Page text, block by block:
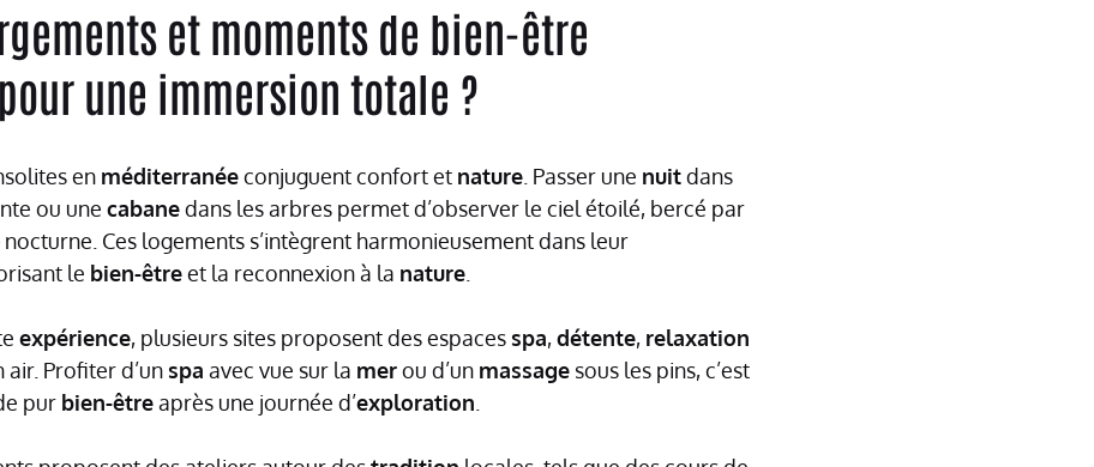
et moments de bien-être
une immersion totale ?
en méditerranéeconjuguent confort et nature . Passer une nuitdans
ou une cabanedans les arbres permet d’observer le ciel étoilé, bercé par
nocturne. Ces logements s’intègrent harmonieusement dans leur
le bien-êtreet la reconnexion à la nature
expérience, plusieurs sites proposent des espaces spa,détente, relaxation
air. Profiter d’un spa avec vue sur la merou d’un massage sous les pins, c’est
pur bien-êtreaprès une journée d’exploration